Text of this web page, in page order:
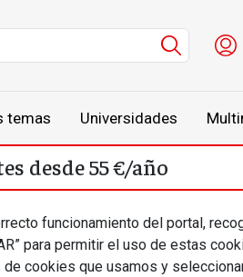
temas Universidades
funcionamiento del portal,
para permitir el uso de estas
de cookies que usamos y
desde 55 €/año